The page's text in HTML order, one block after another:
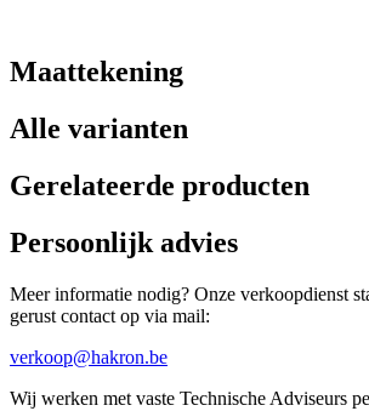
Maattekening
Alle varianten
Gerelateerde producten
Persoonlijk advies
Meer informatie nodig? Onze verkoopdienst
gerust contact op via mail:
verkoop@hakron.be
Wij werken met vaste Technische Adviseurs